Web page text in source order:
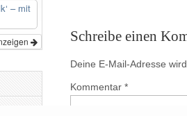
Schreibe einen
Deine E-Mail-Adresse
Kommentar *
– mit